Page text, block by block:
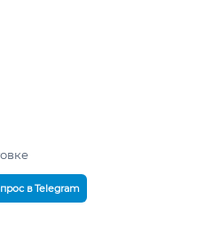
в Telegram